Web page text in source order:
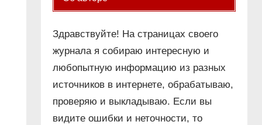
Здравствуйте! На страницах своего
журнала я собираю интересную и
любопытную информацию из разных
источников в интернете, обрабатываю,
проверяю и выкладываю. Если вы
видите ошибки и неточности, то